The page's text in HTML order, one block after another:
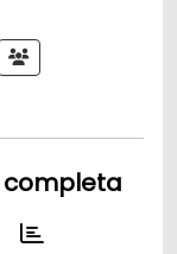
completa